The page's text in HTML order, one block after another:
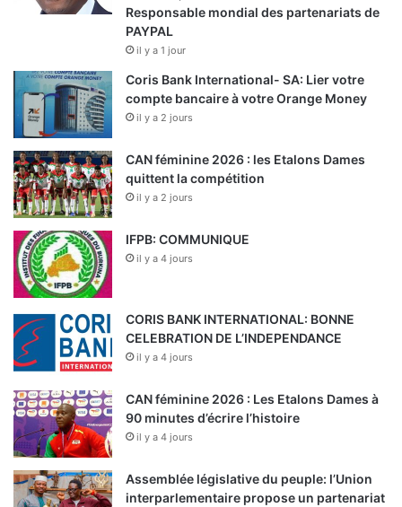
Responsable mondial des partenariats de
PAYPAL
il y a 1 jour
Coris Bank International- SA: Lier votre
compte bancaire à votre Orange Money
il y a 2 jours
CAN féminine 2026 : les Etalons Dames
quittent la compétition
il y a 2 jours
IFPB: COMMUNIQUE
il y a 4 jours
CORIS BANK INTERNATIONAL: BONNE
CELEBRATION DE L’INDEPENDANCE
il y a 4 jours
CAN féminine 2026 : Les Etalons Dames à
90 minutes d’écrire l’histoire
il y a 4 jours
Assemblée législative du peuple: l’Union
interparlementaire propose un partenariat